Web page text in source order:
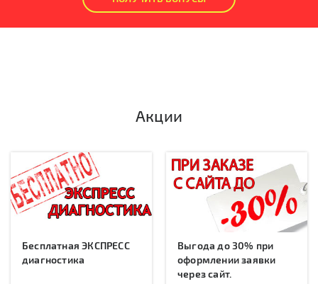
Акции
Бесплатная ЭКСПРЕСС
диагностика
Выгода до 30% при
оформлении заявки
через сайт.